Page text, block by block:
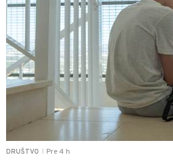
DRUŠTVO Pre 4 h